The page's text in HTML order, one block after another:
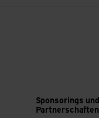
Sponsorings und
Partnerschaften